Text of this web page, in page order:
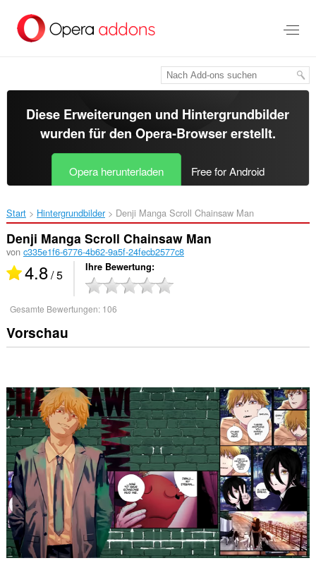
Hauptinhalt
springen
Diese Erweiterungen und Hintergrundbilder
wurden für den Opera-Browsererstellt.
Opera herunterladen Free for Android
Start Hintergrundbilder Denji Manga Scroll Chainsaw Man‎
Denji Manga Scroll Chainsaw Man
von c335e1f6-6776-4b62-9a5f-24fecb2577c8
4.8/ 5 Ihre Bewertung
Gesamte Bewertungen: 106
Vorschau